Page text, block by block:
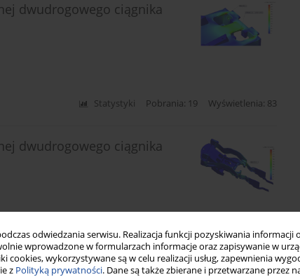
odwiedzania serwisu. Realizacja funkcji pozyskiwania informacji
wprowadzone w formularzach informacje oraz zapisywanie w
cookies, wykorzystywane są w celu realizacji usług, zapewnienia
z Polityką prywatności. Dane są także zbierane i przetwarzane przez
dwudrogowego ciągnika
Statystyki Pobrania: 19 Wyświetlenia: 83
dwudrogowego ciągnika
Statystyki Cytowania: 1 Pobrania: 22 Wyświetlenia: 99